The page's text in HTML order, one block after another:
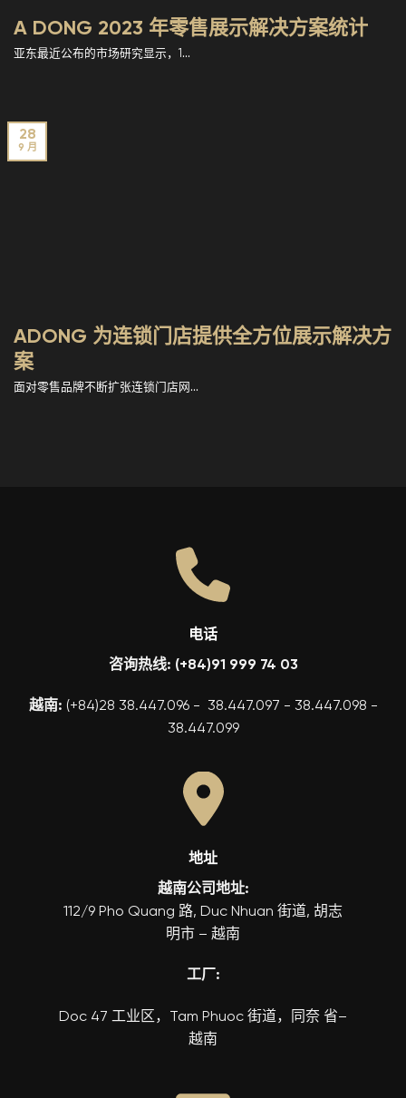
A DONG 2023 年零售展示解决方案统计
亚东最近公布的市场研究显示，1...
ADONG 为连锁门店提供全方位展示解决方
案
面对零售品牌不断扩张连锁门店网...
28
9 月
电话
咨询热线: (+84)91 999 74 03
越南: (+84)28 38.447.096 - 38.447.097 - 38.447.098 -
38.447.099
地址
越南公司地址:
112/9 Pho Quang 路, Duc Nhuan 街道, 胡志
明市 – 越南
工厂:
Doc 47 工业区，Tam Phuoc 街道，同奈 省–
越南